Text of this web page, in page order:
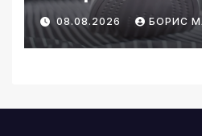
условиях
08.08.2026 БОРИС